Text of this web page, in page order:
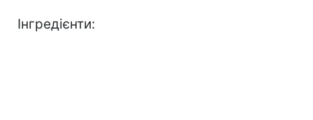
Інгредієнти: